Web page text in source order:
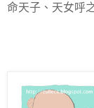
命天子、天女呼